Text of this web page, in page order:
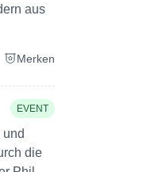
aus
Merken
EVENT
die